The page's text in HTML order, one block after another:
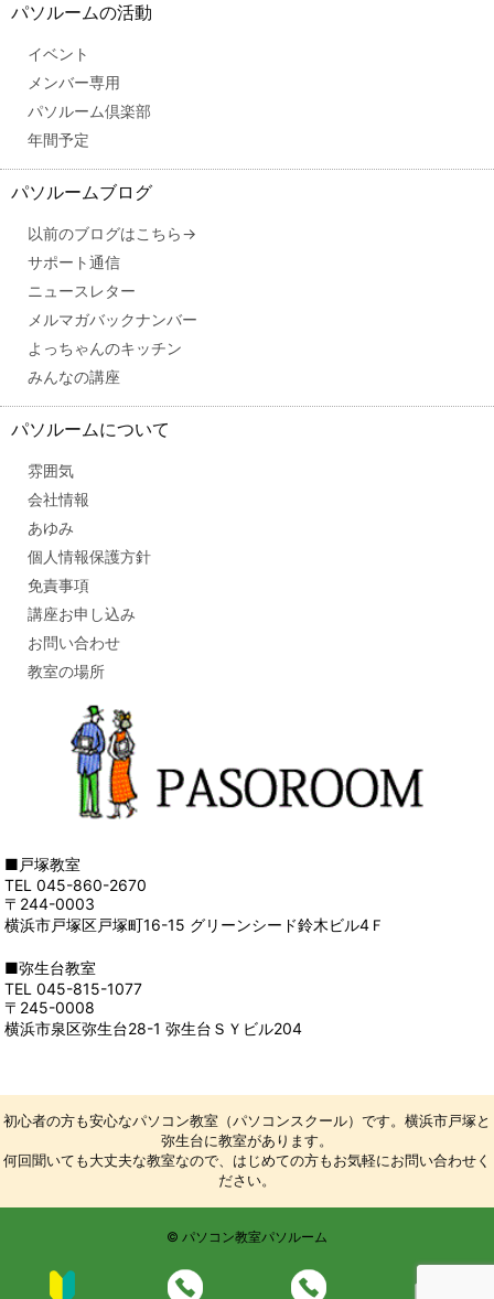
パソルームの活動
イベント
メンバー専用
パソルーム倶楽部
年間予定
パソルームブログ
以前のブログはこちら→
サポート通信
ニュースレター
メルマガバックナンバー
よっちゃんのキッチン
みんなの講座
パソルームについて
雰囲気
会社情報
あゆみ
個人情報保護方針
免責事項
講座お申し込み
お問い合わせ
教室の場所
■戸塚教室
TEL 045-860-2670
〒244-0003
横浜市戸塚区戸塚町16-15 グリーンシード鈴木ビル4Ｆ
■弥生台教室
TEL 045-815-1077
〒245-0008
横浜市泉区弥生台28-1 弥生台ＳＹビル204
初心者の方も安心なパソコン教室（パソコンスクール）です。横浜市戸塚と
弥生台に教室があります。
何回聞いても大丈夫な教室なので、はじめての方もお気軽にお問い合わせく
ださい。
© パソコン教室パソルーム